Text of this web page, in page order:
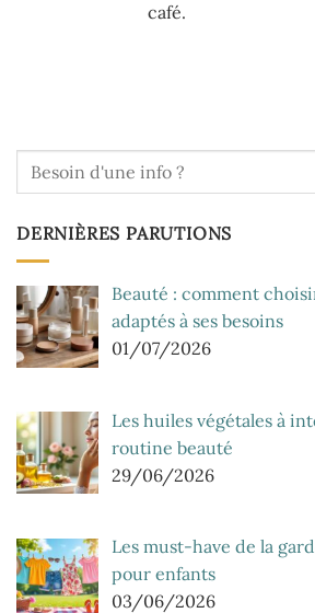
café.
DERNIÈRES PARUTIONS
Beauté : comment
adaptés à ses besoins
01/07/2026
Les huiles végétales à
routine beauté
29/06/2026
Les must-have de la
pour enfants
03/06/2026